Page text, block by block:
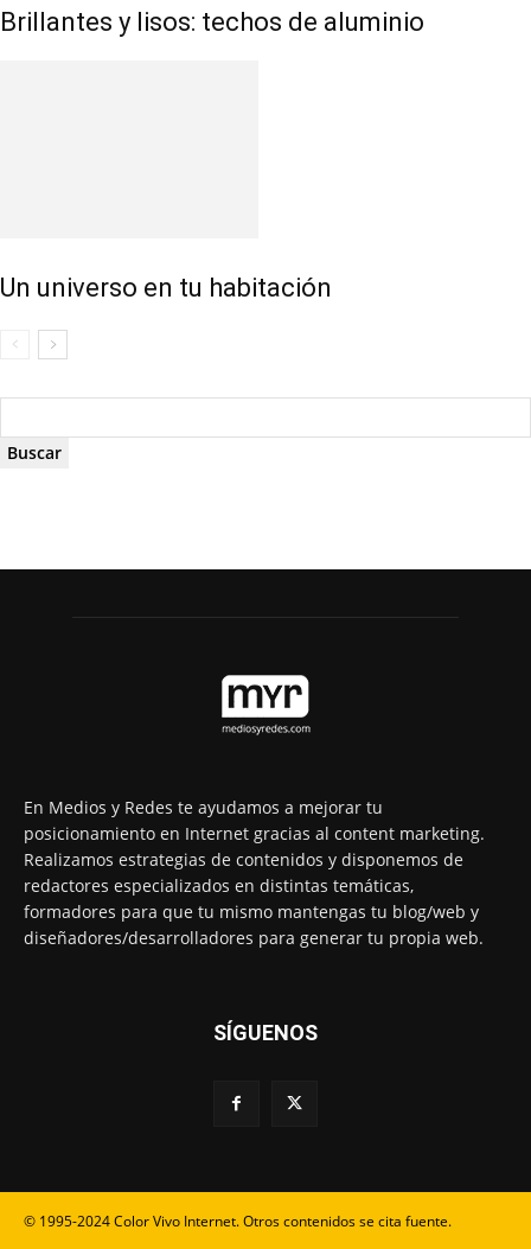
Brillantes y lisos: techos de aluminio
Un universo en tu habitación
En Medios y Redes te ayudamos a mejorar tu
posicionamiento en Internet gracias al content marketing.
Realizamos estrategias de contenidos y disponemos de
redactores especializados en distintas temáticas,
formadores para que tu mismo mantengas tu blog/web y
diseñadores/desarrolladores para generar tu propia web.
SÍGUENOS
© 1995-2024 Color Vivo Internet. Otros contenidos se cita fuente.